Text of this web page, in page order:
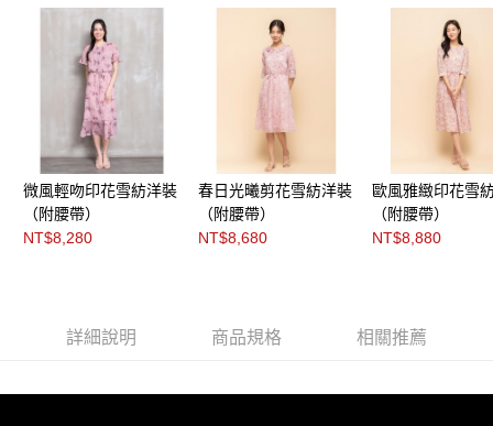
「AFTEE先享後付」，若未經同意申辦者引起之損失，本公司不負相關責
４．使用「AFTEE先享後付」時，將依據個別帳號之用戶狀況，依本公司即
時審查核予不同之上限額度；若仍有額度不足之情形，本公司將視審查結果
請求用戶進行身份認證。
５．嚴禁一人註冊多個帳號或使用他人資訊註冊。若發現惡意使用之情形，
恩沛科技股份有限公司將有權停止該用戶之使用額度並採取法律行動。
微風輕吻印花雪紡洋裝
（附腰帶）
NT$8,280
春日光曦剪花雪紡洋裝
（附腰帶）
NT$8,680
歐風雅緻印花雪
（附腰帶）
NT$8,880
詳細說明 商品規格 相關推薦